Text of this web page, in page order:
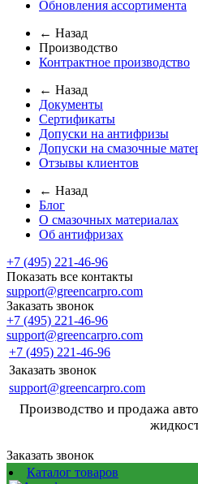
Обновления ассортимента
← Назад
Производство
Контрактное производство
← Назад
Документы
Сертификаты
Допуски на антифризы
Допуски на смазочные
Отзывы клиентов
← Назад
Блог
О смазочных материалах
Об антифризах
+7 (495) 221-46-96
Показать все контакты
support@greencarpro.com
Заказать звонок
+7 (495) 221-46-96
support@greencarpro.com
+7 (495) 221-46-96
Заказать звонок
support@greencarpro.com
Производство и продажа
Заказать звонок
Каталог товаров